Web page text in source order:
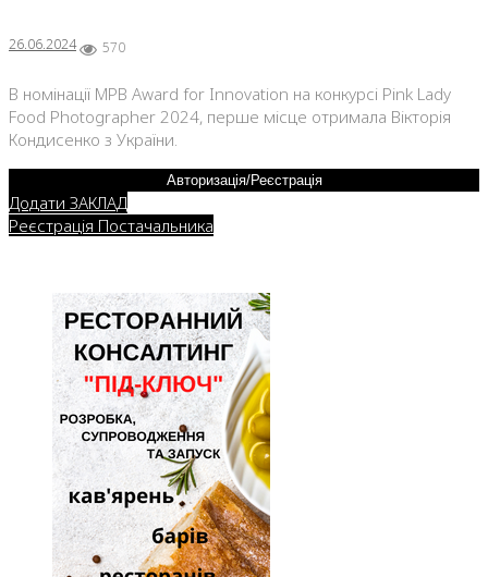
26.06.2024 570
В номінації MPB Award for Innovation на конкурсі Pink Lady
Food Photographer 2024, перше місце отримала Вікторія
Кондисенко з України.
Авторизація/Реєстрація
Додати ЗАКЛАД
Реєстрація Постачальника